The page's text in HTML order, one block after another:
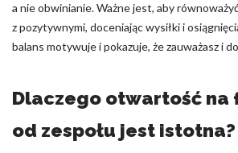
a nie obwinianie. Ważne jest, aby
z pozytywnymi, doceniając wysiłki i
balans motywuje i pokazuje, że zauważasz i
Dlaczego otwartość na
od zespołu jest istotna?